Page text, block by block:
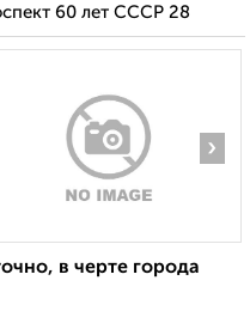
60 лет СССР 28
›
в черте города